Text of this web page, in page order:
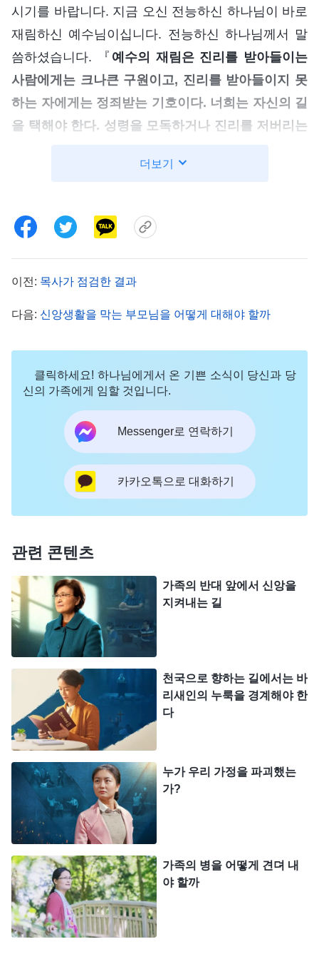
시기를 바랍니다. 지금 오신 전능하신 하나님이 바로
재림하신 예수님이십니다. 전능하신 하나님께서 말
씀하셨습니다. 『 예수의 재림은 진리를 받아들이는
사람에게는 크나큰 구원이고, 진리를 받아들이지 못
하는 자에게는 정죄받는 기호이다. 너희는 자신의 길
을 택해야 한다. 성령을 모독하거나 진리를 저버리는
성령의 인도에 순종하고 진리를 간절히 사모하고 구
다.』
(＜말씀ㆍ1권 하나님의 현현과 사역ㆍ네가 예수의
영체를 볼 때는 하나님이 이미 하늘과 땅을 새롭게 바꾼 후
이다＞ 중에서)” 류 목사님은 이 말을 듣고 버럭 화를
내며 두 형제를 가리킨 채 험악하게 말했습니다. “그
만하고 당장 나가세요! 또 제가 책임지는 구역에서
겠습니다!” 류 목사님이 그렇게 말하는 것을 듣고 저
는 너무 놀랐습니다. 평소 사람들에게 성경을 설명할
때 늘 온화했던 그녀였기에, 그날 주님께서 돌아오셨
다고 알려 주면 분명 기쁘게 받아들일 줄 알았는데
그런 태도를 보일 줄은 몰랐던 것입니다. 정말 상상
도 못 한 일이었습니다. 저는 속으로 생각했습니다.
‘우리는 주님을 믿으며 주님께서 오시길 바라는데,
주님께서 오셔서 진리를 선포하시니 목사님은 받아
어 참도라고 해도 안 받아들이겠다고까지 하다니, 대
체 무엇 때문에 주님을 믿는 걸까?’
4월의 어느 날, 저는 교회 핵심 사역자 일곱 명을
저희 집으로 초대해 두 형제님이 하나님의 말세 사역
을 증거하는 것을 함께 듣도록 했습니다. 다들 전능
하신 하나님의 말씀을 읽고 나서 그 말씀이 진리임을
알게 되었고, 전능하신 하나님이 바로 재림하신 예수
님임을 확신했습니다. 어떤 사람은 감격에 겨워 눈물
까지 흘렸습니다. 바로 그때, 류 목사님이 성난 모습
으로 거칠게 들이닥쳤습니다. 핵심 사역자들이 모두
모여 있는 것을 보더니, 저희를 가리키며 아주 화가
나서 말했습니다. “어쩐지 교회 예배에 사람이 없더
라니, 다들 여기 모여 있었군요!” 그러고는 하나님을
모독하는 말을 쏟아 내기 시작했습니다. 저는 너무
분해서 말했습니다. “잘 알지도 못하면서 함부로 말
하지 마세요. 성령을 모독하는 죄는 현세에서도 내세
에서도 용서받지 못합니다! 하나님께 죄짓는 게 두렵
더보기
이전: 목사가 점검한 결과
다음: 신앙생활을 막는 부모님을 어떻게 대해야 할까
클릭하세요! 하나님에게서 온 기쁜 소식이 당신과 당
신의 가족에게 임할 것입니다.
Messenger로 연락하기
카카오톡으로 대화하기
관련 콘텐츠
가족의 반대 앞에서 신앙을
지켜내는 길
천국으로 향하는 길에서는 바
리새인의 누룩을 경계해야 한
다
누가 우리 가정을 파괴했는
가?
가족의 병을 어떻게 견뎌 내
야 할까